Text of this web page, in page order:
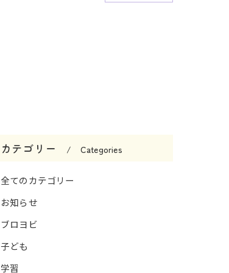
カテゴリー Categories
全てのカテゴリー
お知らせ
ブロヨビ
子ども
学習